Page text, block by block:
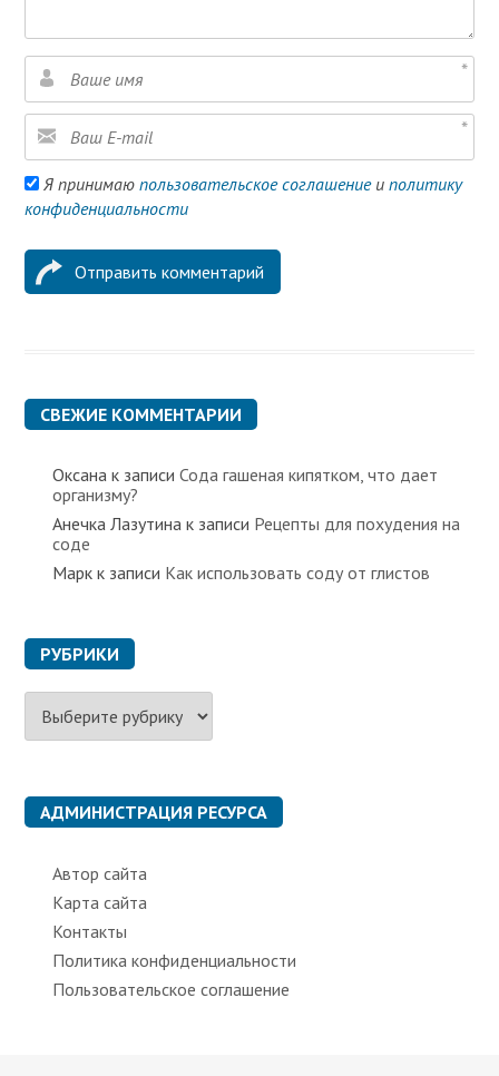
Я принимаюпользовательское соглашениеиполитику
конфиденциальности
СВЕЖИЕ КОММЕНТАРИИ
Оксана к записиСода гашеная кипятком, что дает
организму?
Анечка Лазутина к записи Рецепты для похудения на
соде
Марк к записи Как использовать соду от глистов
РУБРИКИ
б
к
и АДМИНИСТРАЦИЯ РЕСУРСА
Автор сайта
Карта сайта
Контакты
Политика конфиденциальности
Пользовательское соглашение